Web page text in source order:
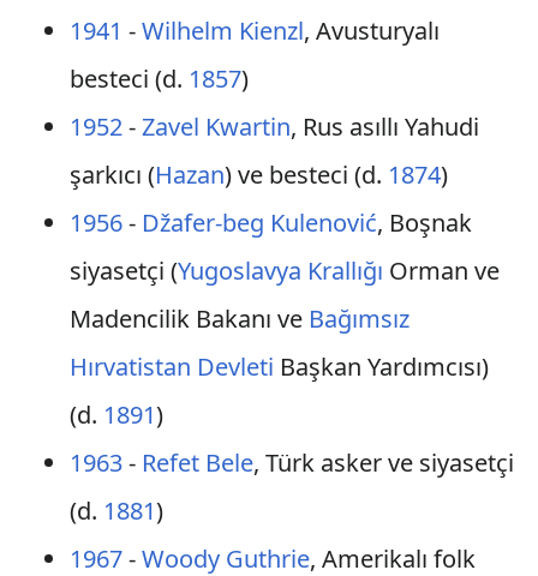
1941 -Wilhelm Kienzl, Avusturyalı
besteci (d. 1857)
1952-Zavel Kwartin, Rus asıllı Yahudi
şarkıcı (Hazan) ve besteci (d. 1874)
1956- Džafer-beg Kulenović, Boşnak
siyasetçi (Yugoslavya Krallığı Orman ve
Madencilik Bakanı ve Bağımsız
Hırvatistan Devleti Başkan Yardımcısı)
(d. 1891)
1963- Refet Bele, Türk asker ve siyasetçi
(d. 1881)
1967-Woody Guthrie, Amerikalı folk